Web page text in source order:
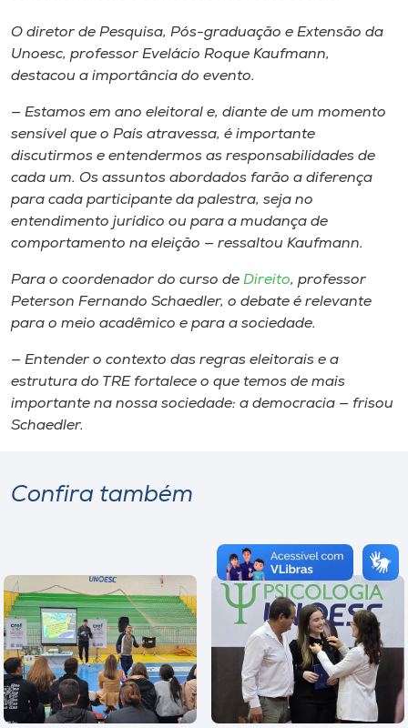
O diretor de Pesquisa, Pós-graduação e Extensão da
Unoesc, professor Evelácio Roque Kaufmann,
destacou a importância do evento.
— Estamos em ano eleitoral e, diante de um momento
sensível que o País atravessa, é importante
discutirmos e entendermos as responsabilidades de
cada um. Os assuntos abordados farão a diferença
para cada participante da palestra, seja no
entendimento jurídico ou para a mudança de
comportamento na eleição — ressaltou Kaufmann.
Para o coordenador do curso de Direito, professor
Peterson Fernando Schaedler, o debate é relevante
para o meio acadêmico e para a sociedade.
— Entender o contexto das regras eleitorais e a
estrutura do TRE fortalece o que temos de mais
importante na nossa sociedade: a democracia — frisou
Schaedler.
Confira também